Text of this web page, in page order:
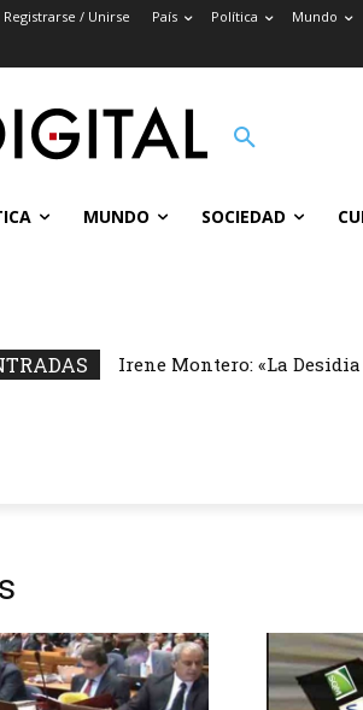
Registrarse / Unirse País Política Mundo
MUNDO SOCIEDAD
Irene Montero: «La